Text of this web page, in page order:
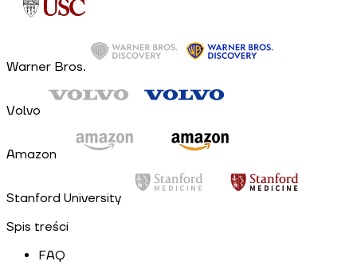
Warner Bros.
Volvo
Amazon
Stanford University
Spis treści
FAQ